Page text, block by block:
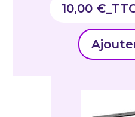
10,00 €